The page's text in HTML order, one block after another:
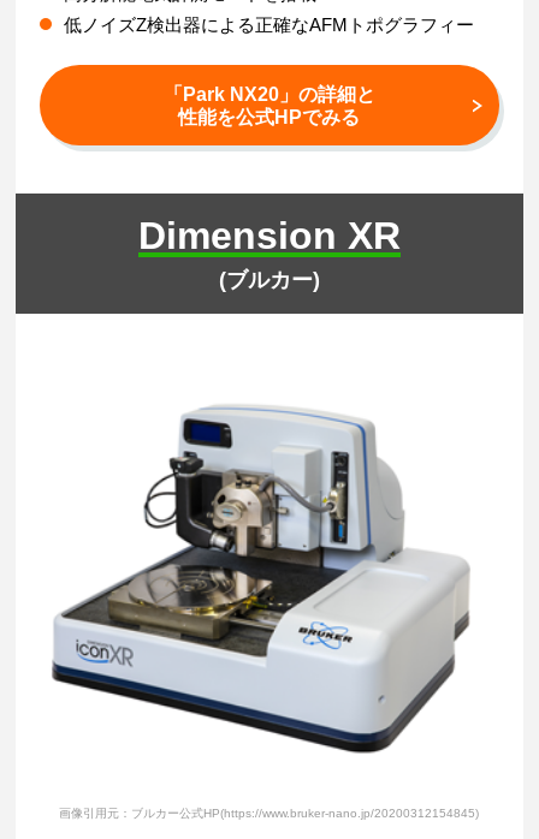
低ノイズZ検出器による正確なAFMトポグラフィー
「Park NX20」の詳細と
性能を公式HPでみる
Dimension XR
(ブルカー)
画像引用元：ブルカー公式HP(https://www.bruker-nano.jp/20200312154845)